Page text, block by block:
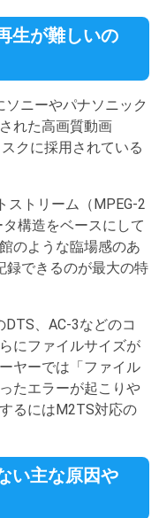
生が難しいの
ソニーやパナソニック
れた高画質動画
クに採用されている
ストリーム（MPEG-2
構造をベースにして
のような臨場感のあ
録できるのが最大の特
DTS、AC-3などのコ
にファイルサイズが
ヤーでは「ファイル
たエラーが起こりや
るにはM2TS対応の
い主な原因や